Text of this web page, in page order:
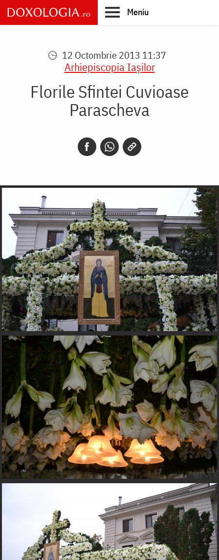
Skip
to
main
Meniu
12 Octombrie 2013 11:37
Arhiepiscopia Iaşilor
Florile Sfintei Cuvioase
Parascheva